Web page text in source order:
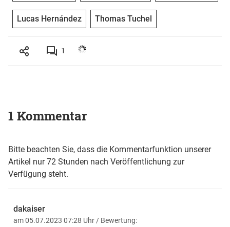
Lucas Hernández Thomas Tuchel
1
1 Kommentar
Bitte beachten Sie, dass die Kommentarfunktion unserer
Artikel nur 72 Stunden nach Veröffentlichung zur
Verfügung steht.
dakaiser
am 05.07.2023 07:28 Uhr / Bewertung: